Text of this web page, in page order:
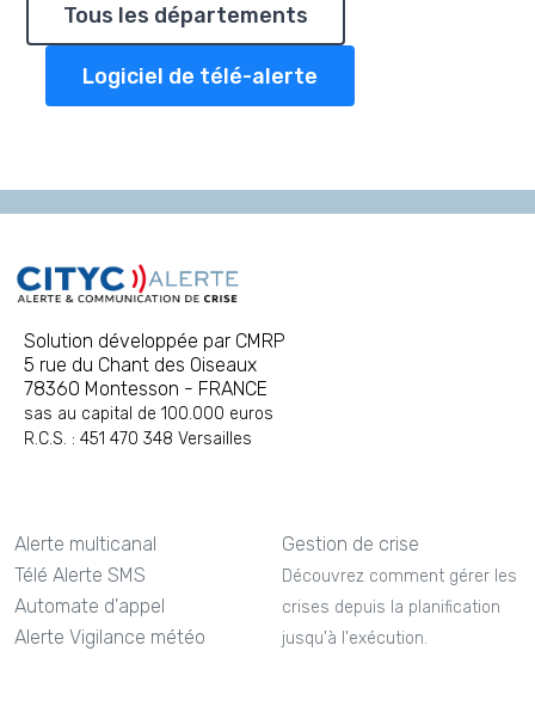
Tous les départements
Logiciel de télé-alerte
Solution développée par CMRP
5 rue du Chant des Oiseaux
78360 Montesson - FRANCE
sas au capital de 100.000 euros
R.C.S. : 451 470 348 Versailles
Alerte multicanal
Télé Alerte SMS
Automate d'appel
Alerte Vigilance météo
Gestion de crise
Découvrez comment gérer les
crises depuis la planification
jusqu'à l'exécution.